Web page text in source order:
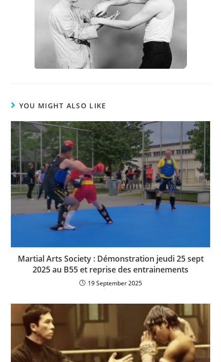
YOU MIGHT ALSO LIKE
Martial Arts Society : Démonstration jeudi 25 sept
2025 au B55 et reprise des entrainements
19 September 2025